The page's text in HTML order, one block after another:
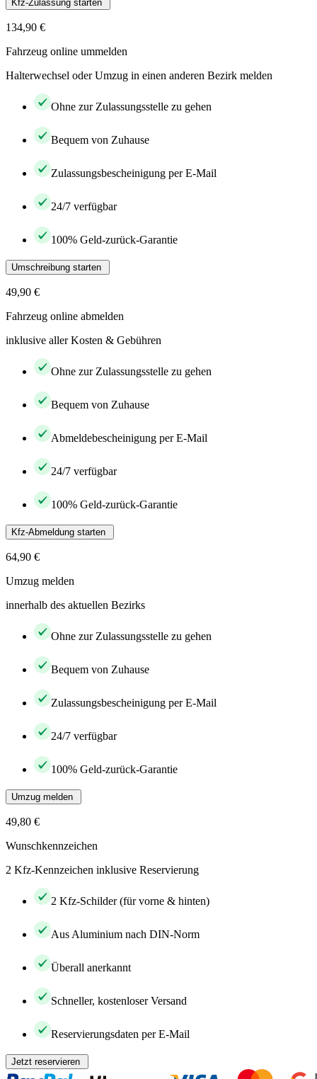
Kfz-Zulassung starten
134,90 €
Fahrzeug online ummelden
Halterwechsel oder Umzug in einen anderen Bezirk melden
Ohne zur Zulassungsstelle zu gehen
Bequem von Zuhause
Zulassungsbescheinigung per E-Mail
24/7 verfügbar
100% Geld-zurück-Garantie
Umschreibung starten
49,90 €
Fahrzeug online abmelden
inklusive aller Kosten & Gebühren
Ohne zur Zulassungsstelle zu gehen
Bequem von Zuhause
Abmeldebescheinigung per E-Mail
24/7 verfügbar
100% Geld-zurück-Garantie
Kfz-Abmeldung starten
64,90 €
Umzug melden
innerhalb des aktuellen Bezirks
Ohne zur Zulassungsstelle zu gehen
Bequem von Zuhause
Zulassungsbescheinigung per E-Mail
24/7 verfügbar
100% Geld-zurück-Garantie
Umzug melden
49,80 €
Wunschkennzeichen
2 Kfz-Kennzeichen inklusive Reservierung
2 Kfz-Schilder (für vorne & hinten)
Aus Aluminium nach DIN-Norm
Überall anerkannt
Schneller, kostenloser Versand
Reservierungsdaten per E-Mail
Jetzt reservieren